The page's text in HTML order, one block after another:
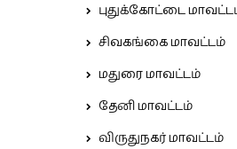
புதுக்கோட்டை
சிவகங்கை மாவட்டம்
மதுரை மாவட்டம்
தேனி மாவட்டம்
விருதுநகர் மாவட்டம்